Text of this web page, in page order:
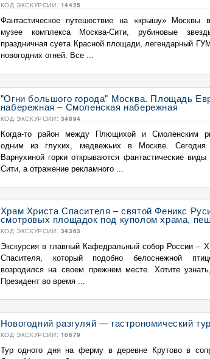
КОД ЭКСКУРСИИ: 14425
Фантастическое путешествие на «крышу» Москвы
музее комплекса Москва-Сити, рубиновые
праздничная суета Красной площади, легендарный
новогодних огней. Все ...
"Огни большого города" Москва. Площадь
набережная – Смоленская набережная
КОД ЭКСКУРСИИ: 34894
Когда-то район между Плющихой и Смоленским
одним из глухих, медвежьих в Москве.
Варнухиной горки открываются фантастические
Сити, а отражение рекламного ...
Храм Христа Спасителя – святой Феникс
смотровых площадок под куполом храма,
КОД ЭКСКУРСИИ: 34363
Экскурсия в главный Кафедральный собор России –
Спасителя, который подобно белоснежной
возродился на своем прежнем месте. Хотите
Президент во время ...
Новогодний разгуляй — гастрономический
КОД ЭКСКУРСИИ: 10679
Тур одного дня на ферму в деревне Крутово в